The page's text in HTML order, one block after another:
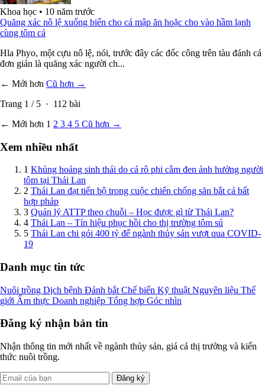
Khoa học • 10 năm trước
Quăng xác nô lệ xuống biển cho cá mập ăn hoặc cho vào hầm lạnh
cùng tôm cá
Hla Phyo, một cựu nô lệ, nói, trước đây các đốc công trên tàu đánh cá
đơn giản là quăng xác người ch...
← Mới hơn Cũ hơn →
Trang 1 / 5 · 112 bài
← Mới hơn 1 2 3 4 5 Cũ hơn →
Xem nhiều nhất
1 Khủng hoảng sinh thái do cá rô phi cằm đen ảnh hưởng người
tôm tại Thái Lan
2 Thái Lan đạt tiến bộ trong cuộc chiến chống săn bắt cá bất
hợp pháp
3 Quản lý ATTP theo chuỗi – Học được gì từ Thái Lan?
4 Thái Lan – Tín hiệu phục hồi cho thị trường tôm sú
5 Thái Lan chi gói 400 tỷ để ngành thủy sản vượt qua COVID-
19
Danh mục tin tức
Nuôi trồng Dịch bệnh Đánh bắt Chế biến Kỹ thuật Nguyên liệu Thế
giới Ẩm thực Doanh nghiệp Tổng hợp Góc nhìn
Đăng ký nhận bản tin
Nhận thông tin mới nhất về ngành thủy sản, giá cả thị trường và kiến
thức nuôi trồng.
Đăng ký